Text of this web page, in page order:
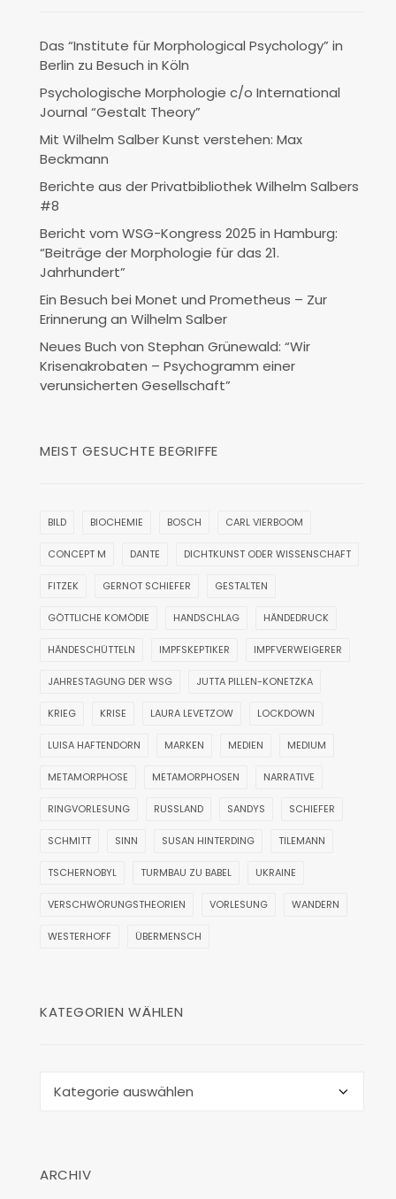
Das “Institute für Morphological Psychology” in
Berlin zu Besuch in Köln
Psychologische Morphologie c/o International
Journal “Gestalt Theory”
Mit Wilhelm Salber Kunst verstehen: Max
Beckmann
Berichte aus der Privatbibliothek Wilhelm Salbers
#8
Bericht vom WSG-Kongress 2025 in Hamburg:
“Beiträge der Morphologie für das 21.
Jahrhundert”
Ein Besuch bei Monet und Prometheus – Zur
Erinnerung an Wilhelm Salber
Neues Buch von Stephan Grünewald: “Wir
Krisenakrobaten – Psychogramm einer
verunsicherten Gesellschaft”
MEIST GESUCHTE BEGRIFFE
BILD BIOCHEMIE BOSCH CARL VIERBOOM
CONCEPT M DANTE DICHTKUNST ODER WISSENSCHAFT
FITZEK GERNOT SCHIEFER GESTALTEN
GÖTTLICHE KOMÖDIE HANDSCHLAG HÄNDEDRUCK
HÄNDESCHÜTTELN IMPFSKEPTIKER IMPFVERWEIGERER
JAHRESTAGUNG DER WSG JUTTA PILLEN-KONETZKA
KRIEG KRISE LAURA LEVETZOW LOCKDOWN
LUISA HAFTENDORN MARKEN MEDIEN MEDIUM
METAMORPHOSE METAMORPHOSEN NARRATIVE
RINGVORLESUNG RUSSLAND SANDYS SCHIEFER
SCHMITT SINN SUSAN HINTERDING TILEMANN
TSCHERNOBYL TURMBAU ZU BABEL UKRAINE
VERSCHWÖRUNGSTHEORIEN VORLESUNG WANDERN
WESTERHOFF ÜBERMENSCH
KATEGORIEN WÄHLEN
ARCHIV